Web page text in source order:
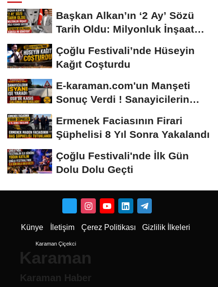
Başkan Alkan’ın ‘2 Ay’ Sözü
Tarih Oldu: Milyonluk İnşaat
Çoğlu Festivali’nde Hüseyin
Kağıt Coşturdu
E-karaman.com'un Manşeti
Sonuç Verdi ! Sanayicilerin
Ermenek Faciasının Firari
Şüphelisi 8 Yıl Sonra Yakalandı
Çoğlu Festivali'nde İlk Gün
Dolu Dolu Geçti
Künye İletişim Çerez Politikası Gizlilik İlkeleri
Karaman Çiçekci
Karaman
Karaman Haber